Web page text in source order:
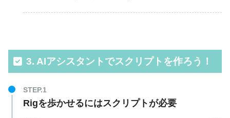
3. AIアシスタントでスクリプトを作ろう！
STEP.1
Rigを歩かせるにはスクリプトが必要